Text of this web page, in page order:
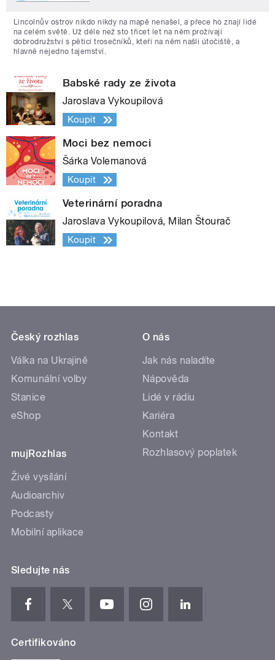
Lincolnův ostrov nikdo nikdy na mapě nenašel, a přece ho znají lidé
na celém světě. Už déle než sto třicet let na něm prožívají
dobrodružství s pěticí trosečníků, kteří na něm našli útočiště, a
hlavně nejedno tajemství.
Babské rady ze života
Jaroslava Vykoupilová
Koupit
Moci bez nemoci
Šárka Volemanová
Koupit
Veterinární poradna
Jaroslava Vykoupilová, Milan Štourač
Koupit
Český rozhlas
Válka na Ukrajině
Komunální volby
Stanice
eShop
mujRozhlas
Živé vysílání
Audioarchiv
Podcasty
Mobilní aplikace
O nás
Jak nás naladíte
Nápověda
Lidé v rádiu
Kariéra
Kontakt
Rozhlasový poplatek
Sledujte nás
Certifikováno